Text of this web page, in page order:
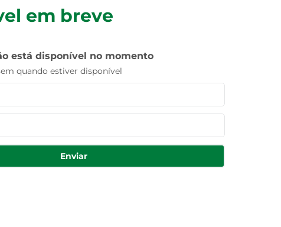
em breve
está disponível no momento
quando estiver disponível
Enviar